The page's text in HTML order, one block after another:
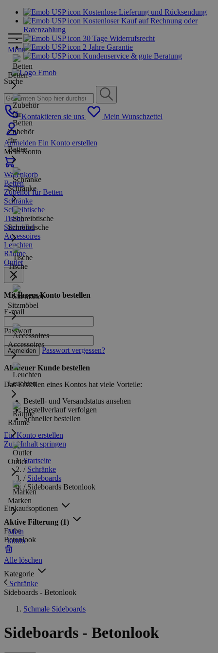
Kostenlose Lieferung und Rücksendung
Kostenloser Kauf auf Rechnung oder
Ratenzahlung
30 Tage Widerrufsrecht
2 Jahre Garantie
Kundenservice & gute Beratung
Suche
Kontaktieren sie uns Mein Wunschzettel
Anmelden Ein Konto erstellen
Mein Konto
Warenkorb
Menu
Betten
Zubehör
für
Betten
Schränke
Schreibtische
Tische
Sitzmöbel
Accessoires
Leuchten
Räume
Outlet
Marken
Mein
konto
Betten
Zubehör für Betten
Schränke
Schreibtische
Tische
Sitzmöbel
Accessoires
Leuchten
Räume
Outlet
Mit Ihrem Konto bestellen
E-mail
Passwort
Anmelden Passwort vergessen?
Als neuer Kunde bestellen
Das Erstellen eines Kontos hat viele Vorteile:
Bestell- und Versandstatus ansehen
Bestellverlauf verfolgen
Schneller bestellen
Ein Konto erstellen
Zum Inhalt springen
Startseite
/ Schränke
/ Sideboards
/ Sideboards Betonlook
Einkaufsoptionen
Aktive Filterung (1)
Farbe
Betonlook
Alle löschen
Kategorie
Schränke
Sideboards - Betonlook
Schmale Sideboards
Sideboards - Betonlook